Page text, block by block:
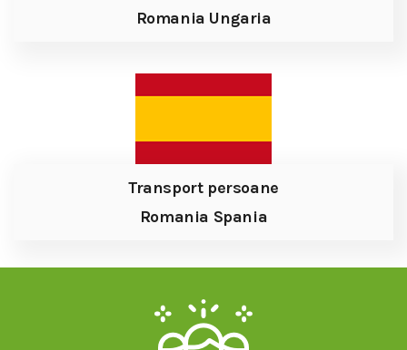
Romania Ungaria
Transport persoane
Romania Spania